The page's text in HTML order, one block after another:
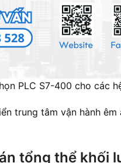
PLC S7-400 cho các
trung tâm vận hành
tổng thể khối